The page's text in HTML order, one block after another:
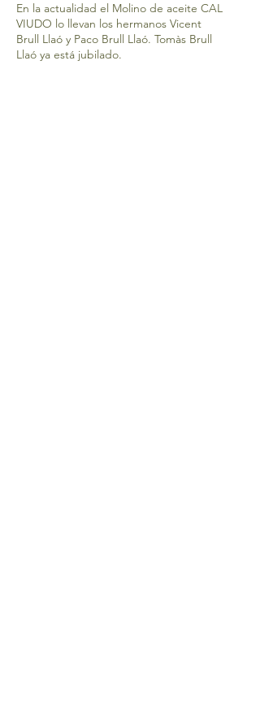
En la actualidad el Molino de aceite CAL
VIUDO lo llevan los hermanos Vicent
Brull Llaó y Paco Brull Llaó. Tomàs Brull
Llaó ya está jubilado.